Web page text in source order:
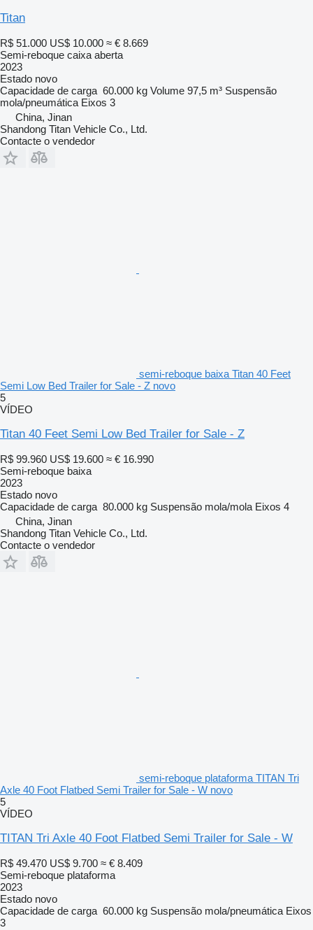
Titan
R$ 51.000 US$ 10.000 ≈ € 8.669
Semi-reboque caixa aberta
2023
Estado novo
Capacidade de carga 60.000 kg Volume 97,5 m³ Suspensão
mola/pneumática Eixos 3
China, Jinan
Shandong Titan Vehicle Co., Ltd.
Contacte o vendedor
semi-reboque baixa Titan 40 Feet
Semi Low Bed Trailer for Sale - Z novo
5
VÍDEO
Titan 40 Feet Semi Low Bed Trailer for Sale - Z
R$ 99.960 US$ 19.600 ≈ € 16.990
Semi-reboque baixa
2023
Estado novo
Capacidade de carga 80.000 kg Suspensão mola/mola Eixos 4
China, Jinan
Shandong Titan Vehicle Co., Ltd.
Contacte o vendedor
semi-reboque plataforma TITAN Tri
Axle 40 Foot Flatbed Semi Trailer for Sale - W novo
5
VÍDEO
TITAN Tri Axle 40 Foot Flatbed Semi Trailer for Sale - W
R$ 49.470 US$ 9.700 ≈ € 8.409
Semi-reboque plataforma
2023
Estado novo
Capacidade de carga 60.000 kg Suspensão mola/pneumática Eixos
3